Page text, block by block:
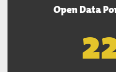
Open Data